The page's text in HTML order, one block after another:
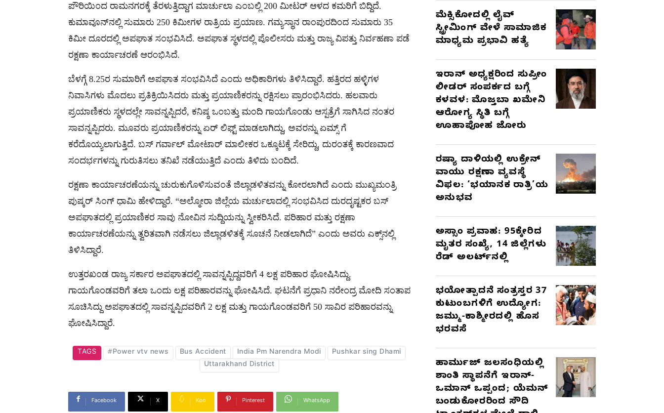
ಪೌರಿಯಿಂದ ರಾಮನಗರಕ್ಕೆ ತೆರಳುತ್ತಿದ್ದಾಗ ಮಾರ್ಚುಲಾ ಎಂಬಲ್ಲಿ 200 ಮೀಟರ್ ಆಳದ ಕಮರಿಗೆ ಬಿದ್ದಿದೆ.
ಕುಮಾವೂನ್‌ನಲ್ಲಿ ಸುಮಾರು 250 ಕಿಮೀಗಳ ರಾತ್ರಿಯ ಪ್ರಯಾಣ. ಗಮ್ಯಸ್ಥಾನ ರಾಂಪುರದಿಂದ ಸುಮಾರು 35
ಕಿಮೀ ದೂರದಲ್ಲಿ ಅಪಘಾತ ಸಂಭವಿಸಿದೆ. ಅಪಘಾತ ಸ್ಥಳದಲ್ಲಿ ಪೊಲೀಸರು ಮತ್ತು ರಾಜ್ಯ ವಿಪತ್ತು ನಿರ್ವಹಣಾ ಪಡೆ
ರಕ್ಷಣಾ ಕಾರ್ಯಾಚರಣೆ ಆರಂಭಿಸಿದೆ.
ಬೆಳಗ್ಗೆ 8.25ರ ಸುಮಾರಿಗೆ ಅಪಘಾತ ಸಂಭವಿಸಿದೆ ಎಂದು ಅಧಿಕಾರಿಗಳು ತಿಳಿಸಿದ್ದಾರೆ. ಹತ್ತಿರದ ಹಳ್ಳಿಗಳ
ನಿವಾಸಿಗಳು ಮೊದಲು ಪ್ರತಿಕ್ರಿಯಿಸಿದರು ಮತ್ತು ಪ್ರಯಾಣಿಕರನ್ನು ರಕ್ಷಿಸಲು ಪ್ರಾರಂಭಿಸಿದರು. ಹಲವಾರು
ಪ್ರಯಾಣಿಕರು ಸ್ಥಳದಲ್ಲೇ ಸಾವನ್ನಪ್ಪಿದರೆ, ಕನಿಷ್ಠ ಒಂಬತ್ತು ಮಂದಿ ಗಾಯಗೊಂಡು ಆಸ್ಪತ್ರೆಗೆ ಸಾಗಿಸಿದ ನಂತರ
ಸಾವನ್ನಪ್ಪಿದರು. ಮೂವರು ಪ್ರಯಾಣಿಕರನ್ನು ಏರ್ ಲಿಫ್ಟ್ ಮಾಡಲಾಗಿದ್ದು, ಅವರನ್ನು ಏಮ್ಸ್ ಗೆ
ಕರೆದೊಯ್ಯಲಾಗುತ್ತಿದೆ. ಬಸ್ ಗರ್ವಾಲ್ ಮೋಟಾರ್ ಮಾಲೀಕರ ಒಕ್ಕೂಟಕ್ಕೆ ಸೇರಿದ್ದು, ದುರಂತಕ್ಕೆ ಕಾರಣವಾದ
ಸಂದರ್ಭಗಳನ್ನು ಗುರುತಿಸಲು ತನಿಖೆ ನಡೆಯುತ್ತಿದೆ ಎಂದು ತಿಳಿದು ಬಂದಿದೆ.
ರಕ್ಷಣಾ ಕಾರ್ಯಾಚರಣೆಯನ್ನು ಚುರುಕುಗೊಳಿಸುವಂತೆ ಜಿಲ್ಲಾಡಳಿತವನ್ನು ಕೋರಲಾಗಿದೆ ಎಂದು ಮುಖ್ಯಮಂತ್ರಿ
ಪುಷ್ಕರ್ ಸಿಂಗ್ ಧಾಮಿ ಹೇಳಿದ್ದಾರೆ. “ಅಲ್ಮೋರಾ ಜಿಲ್ಲೆಯ ಮರ್ಚುಲಾದಲ್ಲಿ ಸಂಭವಿಸಿದ ದುರದೃಷ್ಟಕರ ಬಸ್
ಅಪಘಾತದಲ್ಲಿ ಪ್ರಯಾಣಿಕರ ಸಾವು ನೋವಿನ ಸುದ್ದಿಯನ್ನು ಸ್ವೀಕರಿಸಿದೆ. ಪರಿಹಾರ ಮತ್ತು ರಕ್ಷಣಾ
ಕಾರ್ಯಾಚರಣೆಯನ್ನು ತ್ವರಿತವಾಗಿ ನಡೆಸಲು ಜಿಲ್ಲಾಡಳಿತಕ್ಕೆ ಸೂಚನೆ ನೀಡಲಾಗಿದೆ” ಎಂದು ಅವರು ಎಕ್ಸ್‌ನಲ್ಲಿ
ತಿಳಿಸಿದ್ದಾರೆ.
ಉತ್ತರಖಂಡ ರಾಜ್ಯ ಸರ್ಕಾರ ಅಪಘಾತದಲ್ಲಿ ಸಾವನ್ನಪ್ಪಿದ್ದವರಿಗೆ 4 ಲಕ್ಷ ಪರಿಹಾರ ಘೋಷಿಸಿದ್ದು.
ಗಾಯಗೊಂಡವರಿಗೆ ತಲಾ ಒಂದು ಲಕ್ಷ ಪರಿಹಾರವನ್ನು ಘೋಷಿಸಿದೆ. ಘಟನೆಗೆ ಪ್ರಧಾನಿ ನರೇಂದ್ರ ಮೋದಿ ಸಂತಾಪ
ಸೂಚಿಸಿದ್ದು ಅಪಘಾತದಲ್ಲಿ ಸಾವನ್ನಪ್ಪಿದವರಿಗೆ 2 ಲಕ್ಷ ಮತ್ತು ಗಾಯಗೊಂಡವರಿಗೆ 50 ಸಾವಿರ ಪರಿಹಾರವನ್ನು
ಘೋಷಿಸಿದ್ದಾರೆ.
TAGS #Power vtv news Bus Accident India Pm Narendra Modi
Pushkar sing Dhami
Uttarakhand District
Facebook X Koo Pinterest WhatsApp
ಮೆಕ್ಸಿಕೋದಲ್ಲಿ ಲೈವ್
ಸ್ಟ್ರೀಮಿಂಗ್ ವೇಳೆ ಸಾಮಾಜಿಕ
ಮಾಧ್ಯಮ ಪ್ರಭಾವಿ ಹತ್ಯೆ
ಇರಾನ್ ಅಧ್ಯಕ್ಷರಿಂದ ಸುಪ್ರೀಂ
ಲೀಡರ್ ಸಂಪರ್ಕದ ಬಗ್ಗೆ
ಕಳವಳ: ಮೊಜ್ತಬಾ ಖಮೇನಿ
ಆರೋಗ್ಯ ಸ್ಥಿತಿ ಬಗ್ಗೆ
ಊಹಾಪೋಹ ಜೋರು
ರಷ್ಯಾ ದಾಳಿಯಲ್ಲಿ ಉಕ್ರೇನ್
ವಾಯು ರಕ್ಷಣಾ ವ್ಯವಸ್ಥೆ
ವಿಫಲ: ‘ಭಯಾನಕ ರಾತ್ರಿ’ಯ
ಅನುಭವ
ಅಸ್ಸಾಂ ಪ್ರವಾಹ: 95ಕ್ಕೇರಿದ
ಮೃತರ ಸಂಖ್ಯೆ, 14 ಜಿಲ್ಲೆಗಳು
ರೆಡ್ ಅಲರ್ಟ್‌ನಲ್ಲಿ
ಭಯೋತ್ಪಾದನೆ ಸಂತ್ರಸ್ತರ 37
ಕುಟುಂಬಗಳಿಗೆ ಉದ್ಯೋಗ:
ಜಮ್ಮು-ಕಾಶ್ಮೀರದಲ್ಲಿ ಹೊಸ
ಭರವಸೆ
ಹಾರ್ಮುಜ್ ಜಲಸಂಧಿಯಲ್ಲಿ
ಶಾಂತಿ ಸ್ಥಾಪನೆಗೆ ಇರಾನ್-
ಒಮಾನ್ ಒಪ್ಪಂದ; ಯೆಮನ್
ಬಂಡುಕೋರರಿಂದ ಸೌದಿ